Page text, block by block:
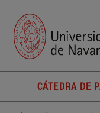
CÁTEDRA DE